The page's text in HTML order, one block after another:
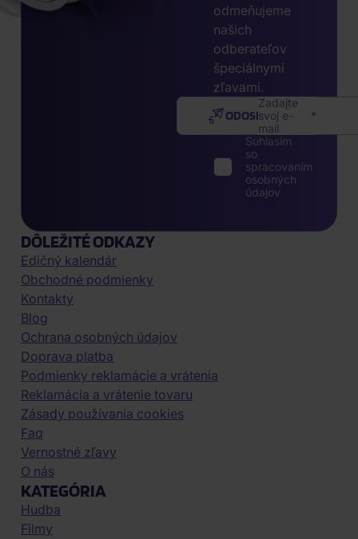
odmeňujeme
našich
odberateľov
špeciálnymi
zľavami.
Zadajte
svoj e-
mail
ODOSLAŤ
Súhlasím
so
spracovaním
osobných
údajov
DÔLEŽITÉ ODKAZY
Edičný kalendár
Obchodné podmienky
Kontakty
Blog
Ochrana osobných údajov
Doprava platba
Podmienky reklamácie a vrátenia
Reklamácia a vrátenie tovaru
Zásady používania cookies
Faq
Vernostné zľavy
O nás
KATEGÓRIA
Hudba
Filmy